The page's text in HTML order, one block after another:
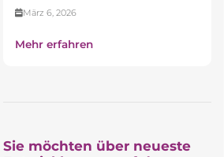
März 6, 2026
Mehr erfahren
Sie möchten über neueste